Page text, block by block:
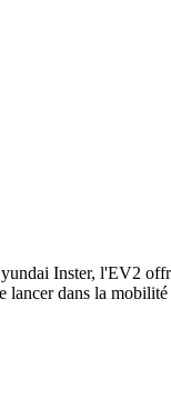
Inster, l'EV2
lancer dans la